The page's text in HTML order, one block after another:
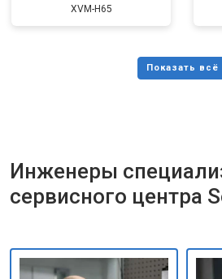
XVM-H65
Инженеры
сервисного центра